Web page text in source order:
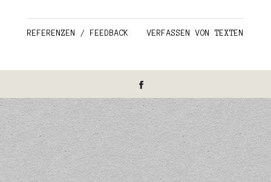
REFERENZEN / FEEDBACK VERFASSEN VON TEXTEN